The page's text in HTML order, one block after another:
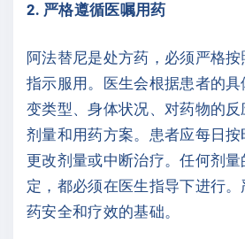
2. 严格遵循医嘱用药
阿法替尼是处方药，必须严格
指示服用。医生会根据患者的
变类型、身体状况、对药物的
剂量和用药方案。患者应每日
更改剂量或中断治疗。任何剂
定，都必须在医生指导下进行
药安全和疗效的基础。